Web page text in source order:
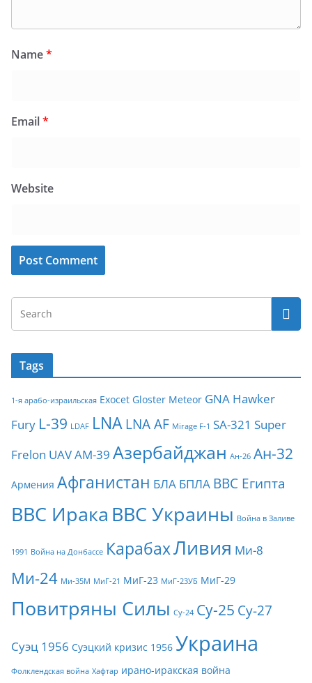
Name*
Email*
Website
Tags
1-я арабо-израильская Exocet Gloster Meteor GNA Hawker
Fury L-39 LDAF LNA LNA AF Mirage F-1 SA-321 Super
Frelon UAVАМ-39 Азербайджан Ан-26 Ан-32
Армения Афганистан БЛА БПЛА ВВС Египта
ВВС Ирака ВВС Украины Война в Заливе
1991 Война на Донбассе КарабахЛивия Ми-8
Ми-24 Ми-35М МиГ-21 МиГ-23 МиГ-23УБ МиГ-29
Повитряны Силы Су-24 Су-25 Су-27
Суэц 1956 Суэцкий кризис 1956 Украина
Фолклендская война Хафтар ирано-иракская война